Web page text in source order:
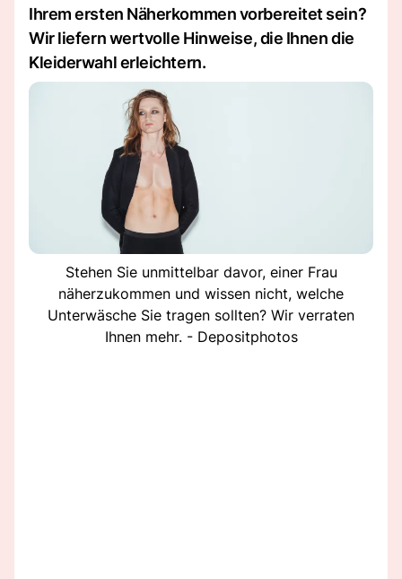
Ihrem ersten Näherkommen vorbereitet sein?
Wir liefern wertvolle Hinweise, die Ihnen die
Kleiderwahl erleichtern.
Stehen Sie unmittelbar davor, einer Frau
näherzukommen und wissen nicht, welche
Unterwäsche Sie tragen sollten? Wir verraten
Ihnen mehr. - Depositphotos